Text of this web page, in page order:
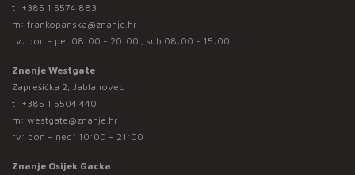
t: +385 1 5574 883
m: frankopanska@znanje.hr
rv: pon - pet 08:00 - 20:00 ; sub 08:00 - 15:00
Znanje Westgate
Zaprešićka 2, Jablanovec
t: +385 1 5504 440
m: westgate@znanje.hr
rv: pon – ned* 10:00 – 21:00
Znanje Osijek Gacka